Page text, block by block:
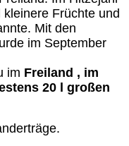
Früchte und
Mit den
im September
im Freiland , im
20 l großen